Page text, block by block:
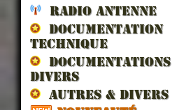
RADIO ANTENNE
DOCUMENTATION
TECHNIQUE
DOCUMENTATIONS
DIVERS
AUTRES & DIVERS